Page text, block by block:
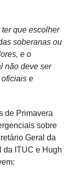
que escolher
soberanas ou
e o
não deve ser
e
de Primavera
sobre
Geral da
da ITUC e Hugh